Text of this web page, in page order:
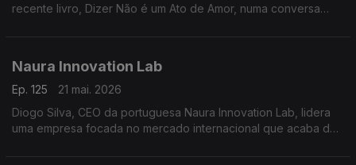
recente livro, Dizer Não é um Ato de Amor, numa conversa
Naura Innovation Lab
Ep. 125
21 mai. 2026
Diogo Silva, CEO da portuguesa Naura Innovation Lab, lidera
uma empresa focada no mercado internacional que acaba de